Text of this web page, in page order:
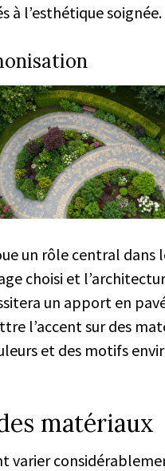
à l’esthétique soignée.
un rôle central dans
choisi et
un apport en
l’accent sur des
et des motifs
matériaux
varier